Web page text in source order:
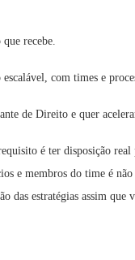
recebe.
com times e
de Direito e quer
é ter disposição
e membros do time é
das estratégias assim